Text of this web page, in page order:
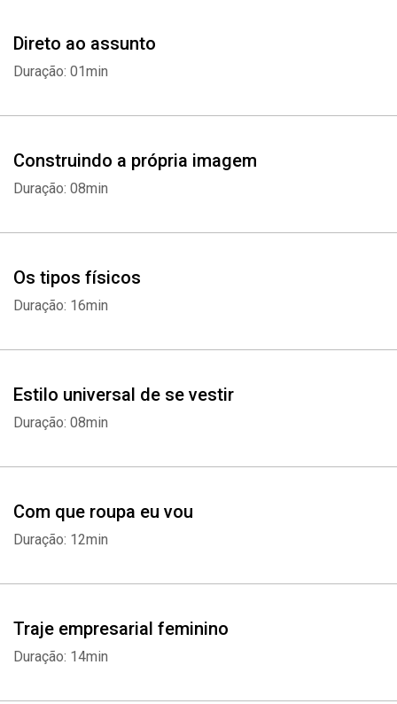
Direto ao assunto
Duração: 01min
Construindo a própria imagem
Duração: 08min
Os tipos físicos
Duração: 16min
Estilo universal de se vestir
Duração: 08min
Com que roupa eu vou
Duração: 12min
Traje empresarial feminino
Duração: 14min